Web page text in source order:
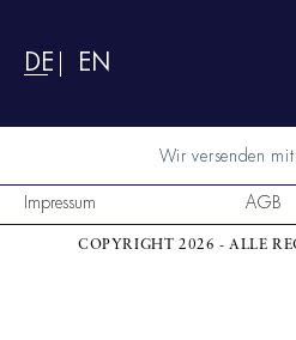
DE EN
Wir versenden
Impressum
AGB
COPYRIGHT 2026 - ALLE